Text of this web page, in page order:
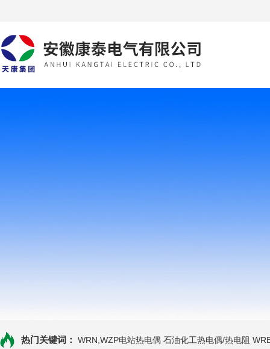
热门关键词： WRN,WZP电站热电偶 石油化工热电偶/热电阻